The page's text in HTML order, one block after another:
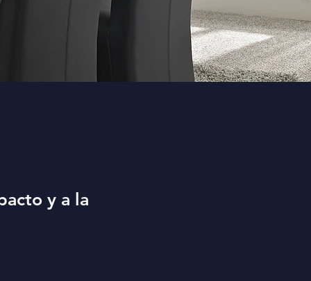
y a la